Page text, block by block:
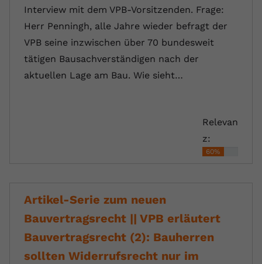
Interview mit dem VPB-Vorsitzenden. Frage:
Herr Penningh, alle Jahre wieder befragt der
VPB seine inzwischen über 70 bundesweit
tätigen Bausachverständigen nach der
aktuellen Lage am Bau. Wie sieht…
Relevan
z:
60%
Artikel-Serie zum neuen
Bauvertragsrecht || VPB erläutert
Bauvertragsrecht (2): Bauherren
sollten Widerrufsrecht nur im